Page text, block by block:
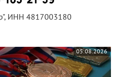
ИНН 4817003180
05.08.2026